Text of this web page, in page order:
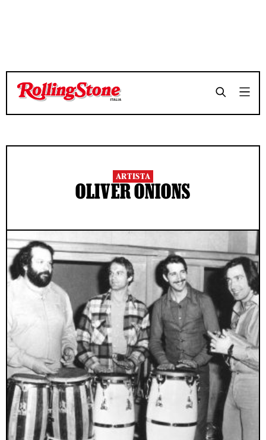
ARTISTA
OLIVER ONIONS